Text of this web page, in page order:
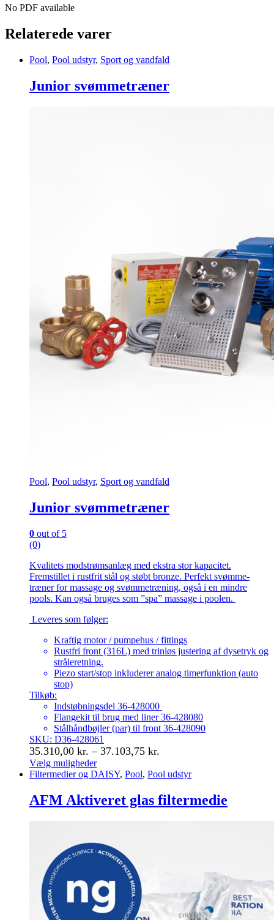
36-
/
51
No PDF available
Relaterede varer
Pool, Pool udstyr, Sport og vandfald
Junior svømmetræner
Pool, Pool udstyr, Sport og vandfald
Junior svømmetræner
0 out of 5
(0)
Kvalitets modstrømsanlæg med ekstra stor kapacitet.
Fremstillet i rustfrit stål og støbt bronze. Perfekt svømme-
træner for massage og svømmetræning, også i en mindre
pools. Kan også bruges som ”spa” massage i poolen.
Leveres som følger:
Kraftig motor / pumpehus / fittings
Rustfri front (316L) med trinløs justering af dysetryk og
stråleretning.
Piezo start/stop inkluderer analog timerfunktion (auto
stop)
Tilkøb:
Indstøbningsdel 36-428000
Flangekit til brug med liner 36-428080
Stålhåndbøjler (par) til front 36-428090
SKU: D36-428061
35.310,00 kr. – 37.103,75 kr.
til
Vælg muligheder
Dette
har
flere
varesiden
Filtermedier og DAISY, Pool, Pool udstyr
AFM Aktiveret glas filtermedie